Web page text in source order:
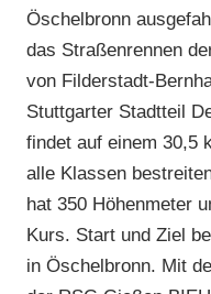
Öschelbronn
das Straßenrennen
von Filderstadt-
Stuttgarter Stadtteil
findet auf einem 30,5
alle Klassen
hat 350 Höhenmeter
Kurs. Start und Ziel
in Öschelbronn. Mit